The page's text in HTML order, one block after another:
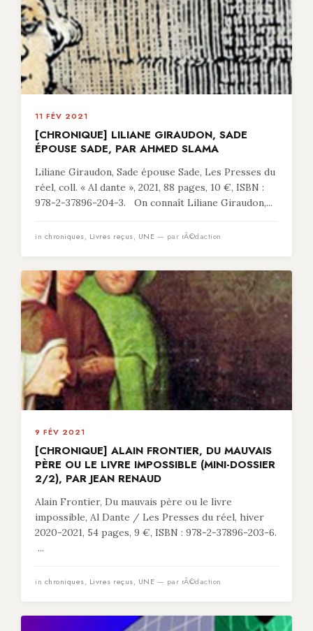
11 FÉV 2021
[CHRONIQUE] LILIANE GIRAUDON, SADE
ÉPOUSE SADE, PAR AHMED SLAMA
Liliane Giraudon, Sade épouse Sade, Les Presses du
réel, coll. « Al dante », 2021, 88 pages, 10 €, ISBN :
978-2-37896-204-3. On connaît Liliane Giraudon,...
in chroniques, Livres reçus, UNE — par rÃ©daction
9 FÉV 2021
[CHRONIQUE] ALAIN FRONTIER, DU MAUVAIS
PÈRE OU LE LIVRE IMPOSSIBLE (MINI-DOSSIER
2/2), PAR JEAN RENAUD
Alain Frontier, Du mauvais père ou le livre
impossible, Al Dante / Les Presses du réel, hiver
2020-2021, 54 pages, 9 €, ISBN : 978-2-37896-203-6.
...
in chroniques, Livres reçus, UNE — par rÃ©daction